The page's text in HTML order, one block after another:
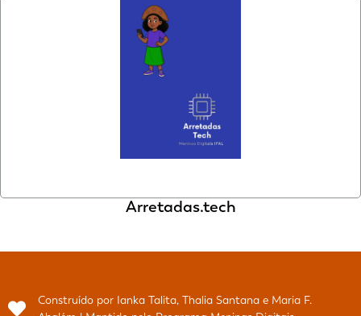
Arretadas.tech
Construído por Ianka Talita, Thalia Santana e Maria F.